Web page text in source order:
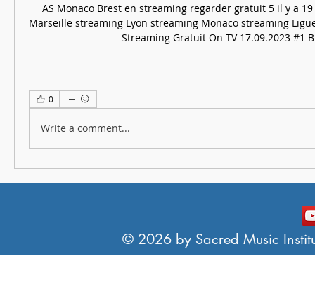
AS Monaco Brest en streaming regarder gratuit 5 il y a
Marseille streaming Lyon streaming Monaco streaming
Streaming Gratuit On TV 17.09.2023 #1
0
Write a comment...
© 2026 by Sacred Music